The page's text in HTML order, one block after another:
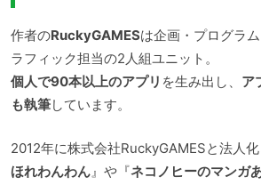
作者のRuckyGAMESは企画・プログラ
ラフィック担当の2人組ユニット。
個人で90本以上のアプリ を生み出し、 ア
も執筆しています。
2012年に株式会社RuckyGAMESと法人
ほれわんわん』や『ネコノヒーのマンガ